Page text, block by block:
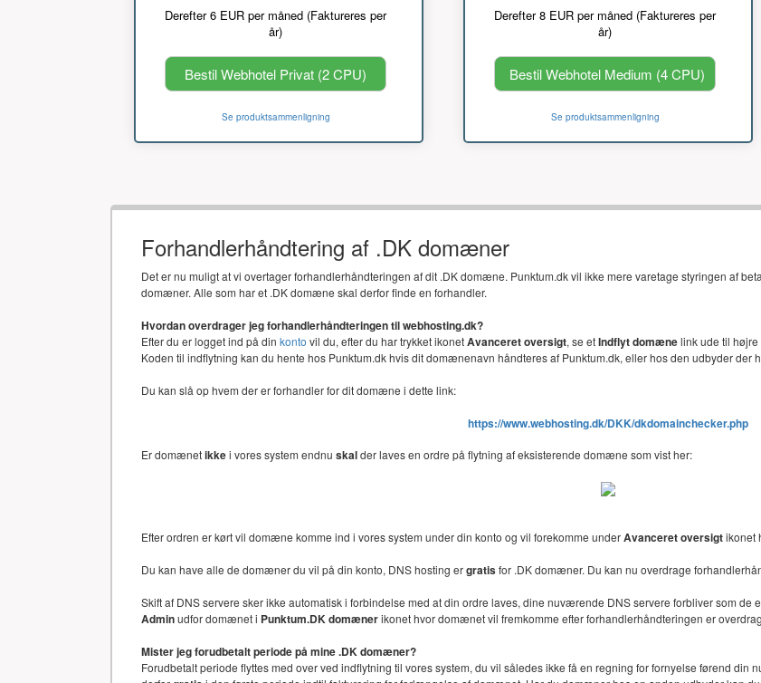
Derefter 6 EUR per måned (Faktureres per
år)
Bestil Webhotel Privat (2 CPU)
Se produktsammenligning
Derefter 8 EUR per måned (Faktureres per
år)
Bestil Webhotel Medium (4 CPU)
Se produktsammenligning
Forhandlerhåndtering af .DK domæner
Det er nu muligt at vi overtager forhandlerhåndteringen af dit .DK domæne. Punktum.dk vil ikke mere varetage styringen af
domæner. Alle som har et .DK domæne skal derfor finde en forhandler.
Hvordan overdrager jeg forhandlerhåndteringen til webhosting.dk?
Efter du er logget ind på din konto vil du, efter du har trykket ikonetAvanceret oversigt, se etIndflyt domænelink ude til
Koden til indflytning kan du hente hos Punktum.dk hvis dit domænenavn håndteres af Punktum.dk, eller hos den udbyder
Du kan slå op hvem der er forhandler for dit domæne i dette link:
https://www.webhosting.dk/DKK/dkdomainchecker.php
Er domænetikkei vores system endnu skalder laves en ordre på flytning af eksisterende domæne som vist her:
Efter ordren er kørt vil domæne komme ind i vores system under din konto og vil forekomme underAvanceret oversigtikonet
Du kan have alle de domæner du vil på din konto, DNS hosting ergratisfor .DK domæner. Du kan nu overdrage
Skift af DNS servere sker ikke automatisk i forbindelse med at din ordre laves, dine nuværende DNS servere forbliver som de
Adminudfor domænet i Punktum.DK domænerikonet hvor domænet vil fremkomme efter forhandlerhåndteringen er
Mister jeg forudbetalt periode på mine .DK domæner?
Forudbetalt periode flyttes med over ved indflytning til vores system, du vil således ikke få en regning for fornyelse førend